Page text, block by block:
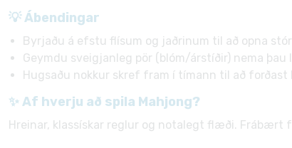
💡 Ábendingar
Byrjaðu á efstu flísum og jaðrinum til að opna
Geymdu sveigjanleg pör (blóm/árstíðir) nema þau
Hugsaðu nokkur skref fram í tímann til að forðast
✨ Af hverju að spila Mahjong?
Hreinar, klassískar reglur og notalegt flæði. Frábært